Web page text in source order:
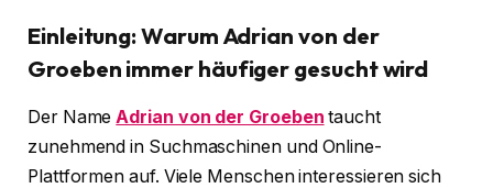
Einleitung: Warum Adrian von der
Groeben immer häufiger gesucht wird
Der NameAdrian von der Groeben taucht
zunehmend in Suchmaschinen und Online-
Plattformen auf. Viele Menschen interessieren sich